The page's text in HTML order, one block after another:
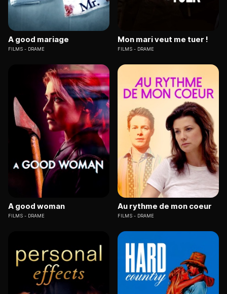
A good mariage
FILMS DRAME
Mon mari veut me tuer !
FILMS DRAME
A good woman
FILMS DRAME
Au rythme de mon coeur
FILMS DRAME